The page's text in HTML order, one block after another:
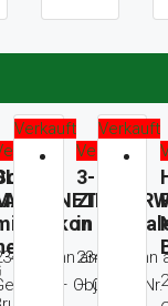
Balkon
Brunn am
– Objekt
Verkauft
Verkauft
3-
in
2345 Brunn
– Objekt Nr.
Verkauft